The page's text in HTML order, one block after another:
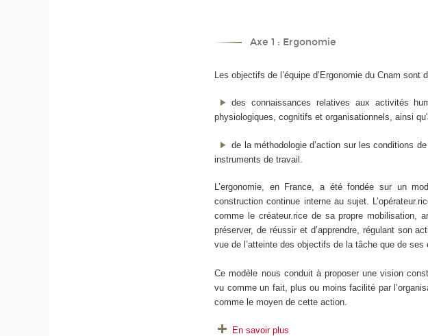
Axe 1 : Ergonomie
Les objectifs de l’équipe d’Ergonomie du Cnam sont
des connaissances relatives aux activités
physiologiques, cognitifs et organisationnels, ainsi
de la méthodologie d’action sur les conditions
instruments de travail.
L’ergonomie, en France, a été fondée sur un
construction continue interne au sujet.
comme le créateur.rice de sa propre mobilisation,
préserver, de réussir et d’apprendre, régulant son
vue de l’atteinte des objectifs de la tâche que de
Ce modèle nous conduit à proposer une vision
vu comme un fait, plus ou moins facilité par
comme le moyen de cette action.
En savoir plus